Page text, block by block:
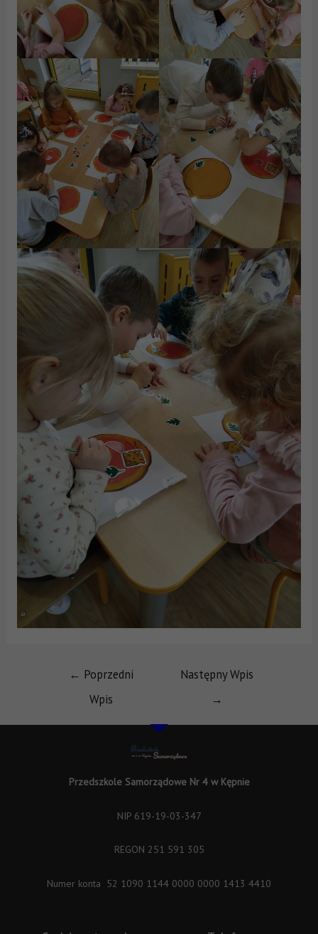
← Poprzedni
Wpis
Następny Wpis
→
Przedszkole Samorządowe Nr 4 w Kępnie
NIP 619-19-03-347
REGON 251 591 305
Numer konta 52 1090 1144 0000 0000 1413 4410